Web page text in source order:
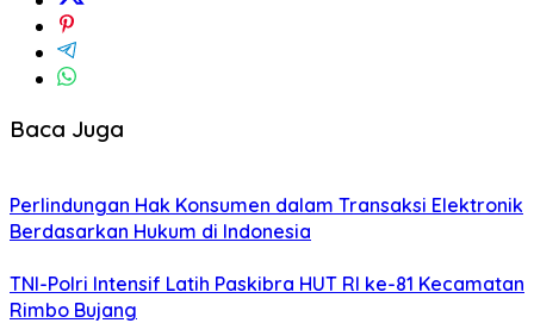
Baca Juga
Perlindungan Hak Konsumen dalam Transaksi Elektronik
Berdasarkan Hukum di Indonesia
TNI-Polri Intensif Latih Paskibra HUT RI ke-81 Kecamatan
Rimbo Bujang